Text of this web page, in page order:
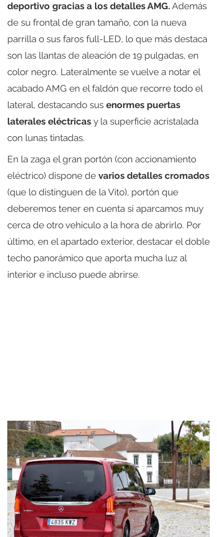
deportivo gracias a los detalles AMG.Además
de su frontal de gran tamaño, con la nueva
parrilla o sus faros full-LED, lo que más destaca
son las llantas de aleación de 19 pulgadas, en
color negro. Lateralmente se vuelve a notar el
acabado AMG en el faldón que recorre todo el
lateral, destacando sus enormes puertas
laterales eléctricas y la superficie acristalada
con lunas tintadas.
En la zaga el gran portón (con accionamiento
eléctrico) dispone de varios detalles cromados
(que lo distinguen de la Vito), portón que
deberemos tener en cuenta si aparcamos muy
cerca de otro vehículo a la hora de abrirlo. Por
último, en el apartado exterior, destacar el doble
techo panorámico que aporta mucha luz al
interior e incluso puede abrirse.